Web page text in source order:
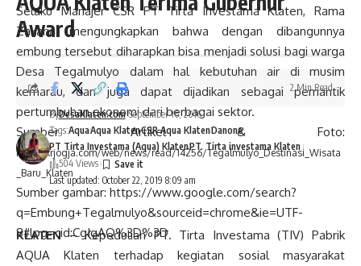
Selaku Manajer CSR PT Tirta Investama Klaten, Rama
Zakaria mengungkapkan bahwa dengan dibangunnya
embung tersebut diharapkan bisa menjadi solusi bagi warga
Desa Tegalmulyo dalam hal kebutuhan air di musim
kemarau, dan juga dapat dijadikan sebagai pemantik
pertumbuhan ekonomi dari berbagai sektor.
Sumber Artikel & Foto:
http://krjogja.com/web/news/read/14256/Tegalmulyo_Destinasi_Wisata
_Baru_Klaten
Sumber gambar: https://www.google.com/search?
q=Embung+Tegalmulyo&sourceid=chrome&ie=UTF-
8#lpg=cid:CgIgAQ%3D%3D
Award
Last updated: October 22, 2019 8:09 am
ByDesaKlaten.com September 16, 2016
Tags:AquaAqua KlatenCSR Aqua KlatenDanone
PT Tirta Investama (Aqua) KlatenPT. Tirta investama Klaten
504 Views
2 Min Read
KLATEN– Kepedulian PT. Tirta Investama (TIV) Pabrik
AQUA Klaten terhadap kegiatan sosial masyarakat